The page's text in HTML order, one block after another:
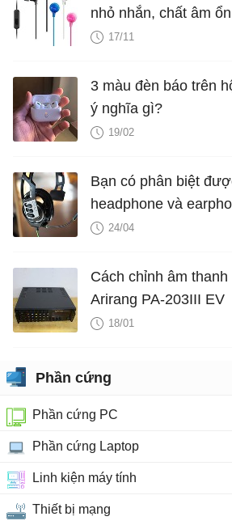
nhỏ nhắn, chất âm
được
17/11
3 màu đèn báo trên
ý nghĩa gì?
19/02
Bạn có phân biệt
headphone và
24/04
Cách chỉnh âm
Arirang PA-203III EV
18/01
Phần cứng
Phần cứng PC
Phần cứng Laptop
Linh kiện máy tính
Thiết bị mạng